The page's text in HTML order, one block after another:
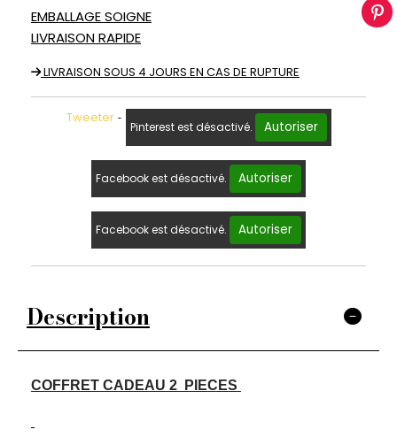
EMBALLAGE SOIGNE
LIVRAISON RAPIDE
LIVRAISON SOUS 4 JOURS EN CAS DE RUPTURE
Tweeter
Pinterest est désactivé. Autoriser
Facebook est désactivé. Autoriser
Facebook est désactivé. Autoriser
Description
COFFRET CADEAU 2 PIECES